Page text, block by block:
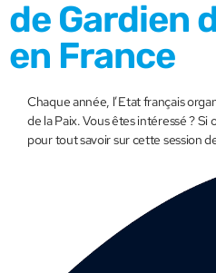
de Gardien
en France
Chaque année, l’Etat français
de la Paix. Vous êtes intéressé ?
pour tout savoir sur cette session